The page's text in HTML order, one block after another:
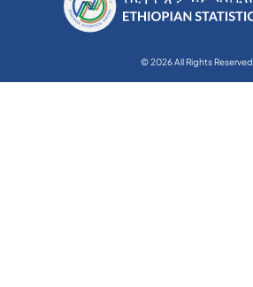
© 2026 All Rights Reserved.